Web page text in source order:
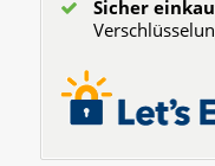
Sicher